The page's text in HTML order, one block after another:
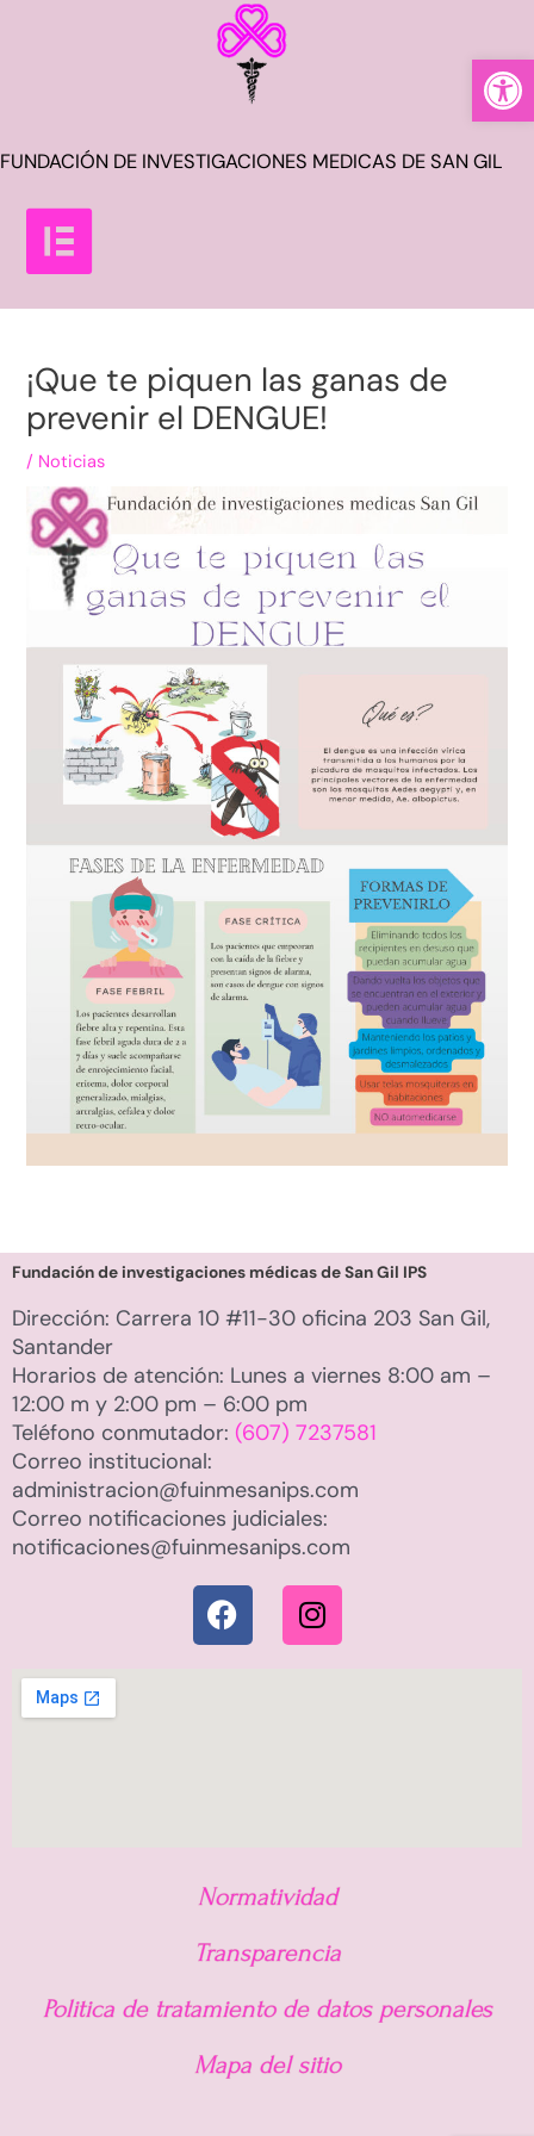
FUNDACIÓN DE INVESTIGACIONES MEDICAS DE SAN GIL
¡Que te piquen las ganas de
prevenir el DENGUE!
/ Noticias
Fundación de investigaciones médicas de San Gil IPS
Dirección: Carrera 10 #11-30 oficina 203 San Gil,
Santander
Horarios de atención: Lunes a viernes 8:00 am –
12:00 m y 2:00 pm – 6:00 pm
Teléfono conmutador: (607) 7237581
Correo institucional:
administracion@fuinmesanips.com
Correo notificaciones judiciales:
notificaciones@fuinmesanips.com
Normatividad
Transparencia
Politica de tratamiento de datos personales
Mapa del sitio